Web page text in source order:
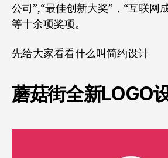
公司”,“最佳创新大奖”，“互联网
等十余项奖项。
先给大家看看什么叫简约设计
蘑菇街全新LOGO